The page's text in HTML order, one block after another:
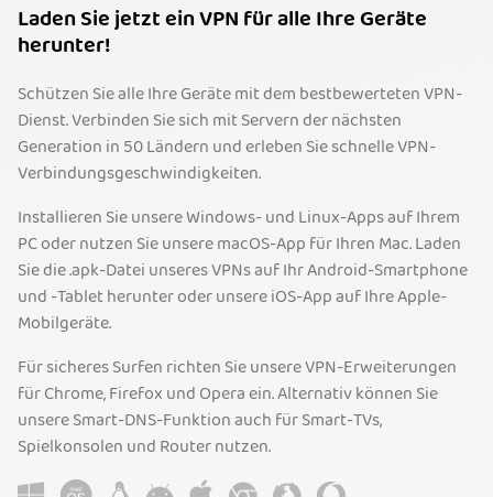
Laden Sie jetzt ein VPN für alle Ihre Geräte
herunter!
Schützen Sie alle Ihre Geräte mit dem bestbewerteten VPN-
Dienst. Verbinden Sie sich mit Servern der nächsten
Generation in 50 Ländern und erleben Sie schnelle VPN-
Verbindungsgeschwindigkeiten.
Installieren Sie unsere Windows- und Linux-Apps auf Ihrem
PC oder nutzen Sie unsere macOS-App für Ihren Mac. Laden
Sie die .apk-Datei unseres VPNs auf Ihr Android-Smartphone
und -Tablet herunter oder unsere iOS-App auf Ihre Apple-
Mobilgeräte.
Für sicheres Surfen richten Sie unsere VPN-Erweiterungen
für Chrome, Firefox und Opera ein. Alternativ können Sie
unsere Smart-DNS-Funktion auch für Smart-TVs,
Spielkonsolen und Router nutzen.